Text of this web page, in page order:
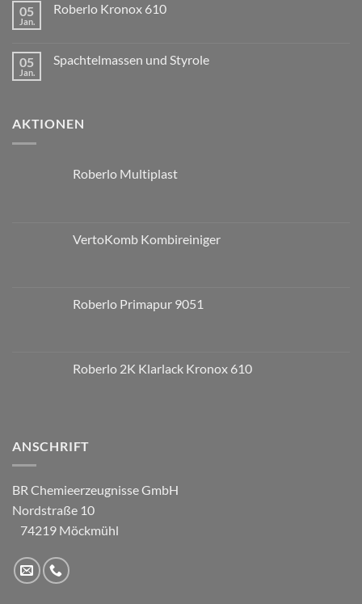
05
Jan.
Roberlo Kronox 610
05
Jan.
Spachtelmassen und Styrole
AKTIONEN
Roberlo Multiplast
VertoKomb Kombireiniger
Roberlo Primapur 9051
Roberlo 2K Klarlack Kronox 610
ANSCHRIFT
BR Chemieerzeugnisse GmbH
Nordstraße 10
74219 Möckmühl